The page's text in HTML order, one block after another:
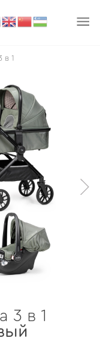
в 1
3 в 1